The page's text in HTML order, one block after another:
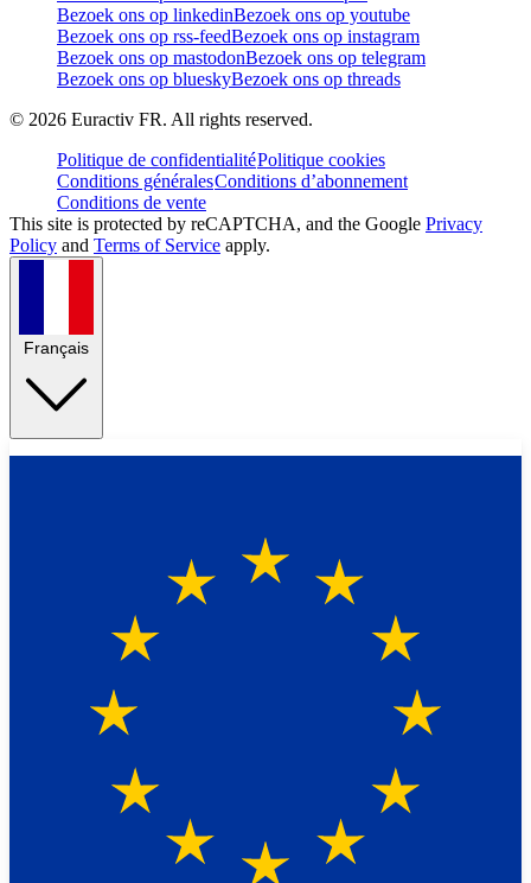
Bezoek ons op linkedinBezoek ons op youtube
Bezoek ons op rss-feedBezoek ons op instagram
Bezoek ons op mastodonBezoek ons op telegram
Bezoek ons op blueskyBezoek ons op threads
© 2026 Euractiv FR. All rights reserved.
Politique de confidentialitéPolitique cookies
Conditions généralesConditions d’abonnement
Conditions de vente
This site is protected by reCAPTCHA, and the Google Privacy
Policy and Terms of Service apply.
Français